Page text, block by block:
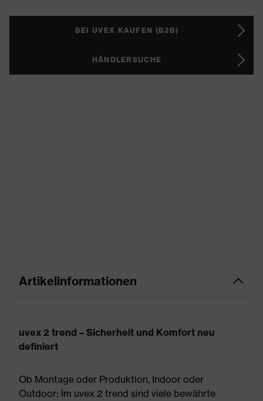
BEI UVEX KAUFEN (B2B)
HÄNDLERSUCHE
Artikelinformationen
uvex 2 trend – Sicherheit und Komfort neu
definiert
Ob Montage oder Produktion, Indoor oder
Outdoor: Im uvex 2 trend sind viele bewährte